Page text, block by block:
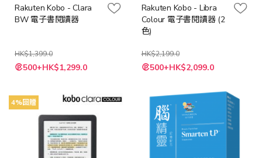
Rakuten Kobo - Clara
BW 電子書閱讀器
HK$1,399.0
特
殊 500+HK$1,299.0
Rakuten Kobo - Libra
Colour 電子書閱讀器 (2
色)
HK$2,199.0
500+HK$2,099.0
4%回贈